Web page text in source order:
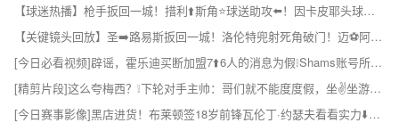
【球迷热播】枪手扳回一城！措利⬆️斯角⭐球送助攻⬅️！因卡皮耶头球破门！
【关键镜头回放】圣➡️路易斯扳回一城！洛伦特兜射死角破门！迈⚽阿密4-2领先！
[今日必看视频]辟谣，霍乐迪买断加盟7⬆️6人的消息为假❕Shams账号所发 ✨！
[精剪片段]这么夸梅西？❕下轮对手主帅：哥们就不能度度假，坐✌️坐游艇吗？
[今日赛事影像]黑店进货！布莱顿签18岁前锋瓦伦丁·约瑟夫看看实力⬇️如何？